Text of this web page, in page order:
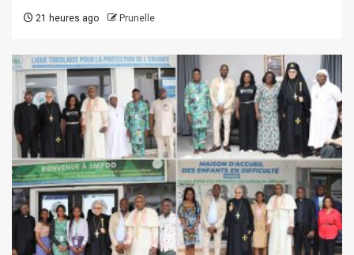
21 heures ago Prunelle